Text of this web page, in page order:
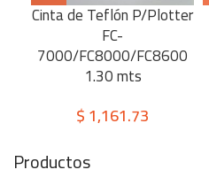
Cinta de Teflón P/Plotter
FC-
7000/FC8000/FC8600
1.30 mts
$1,161.73
Productos